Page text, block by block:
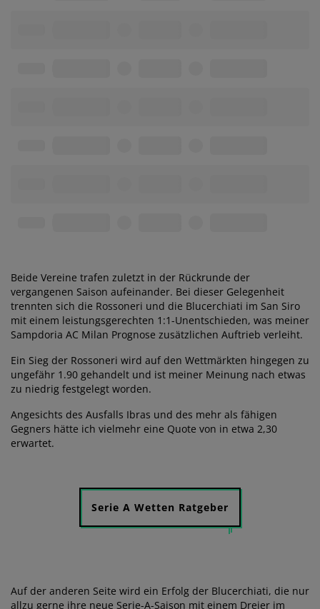
Beide Vereine trafen zuletzt in der Rückrunde der
vergangenen Saison aufeinander. Bei dieser Gelegenheit
trennten sich die Rossoneri und die Blucerchiati im San Siro
mit einem leistungsgerechten 1:1-Unentschieden, was meiner
Sampdoria AC Milan Prognose zusätzlichen Auftrieb verleiht.
Ein Sieg der Rossoneri wird auf den Wettmärkten hingegen zu
ungefähr 1.90 gehandelt und ist meiner Meinung nach etwas
zu niedrig festgelegt worden.
Angesichts des Ausfalls Ibras und des mehr als fähigen
Gegners hätte ich vielmehr eine Quote von in etwa 2,30
erwartet.
Serie A Wetten Ratgeber
Auf der anderen Seite wird ein Erfolg der Blucerchiati, die nur
allzu gerne ihre neue Serie-A-Saison mit einem Dreier im